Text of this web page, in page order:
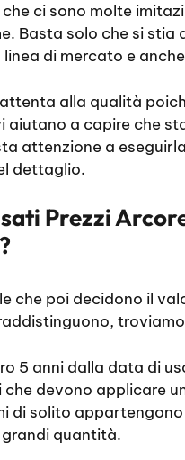
ci sono molte
Basta solo che si stia
di mercato e
alla qualità
aiutano a capire che
attenzione a
dettaglio.
Prezzi
che poi decidono il
5 anni dalla data di
devono applicare
di solito
quantità.